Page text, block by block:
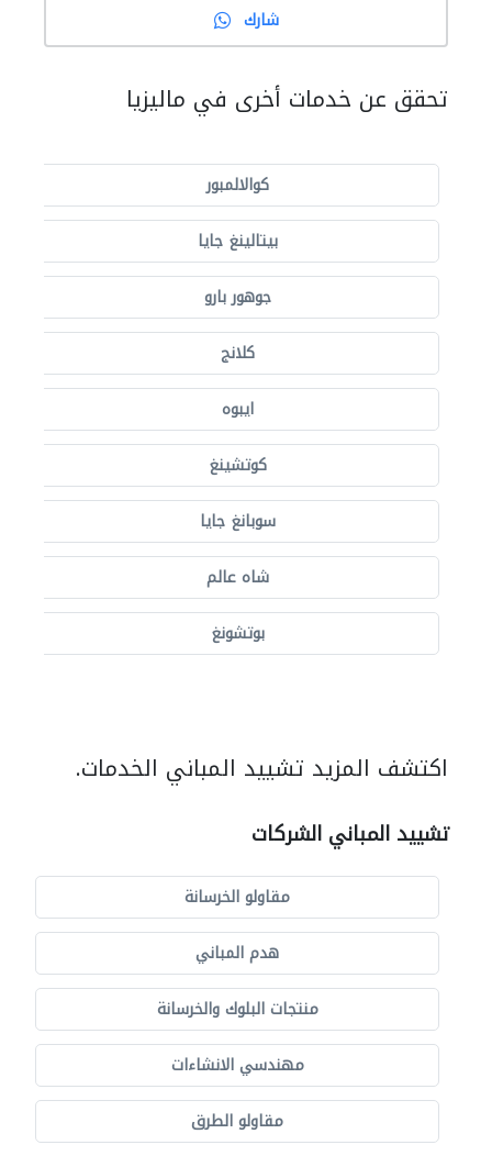
شارك
تحقق عن خدمات أخرى في ماليزيا
كوالالمبور
بيتالينغ جايا
جوهور بارو
كلانج
ايبوه
كوتشينغ
سوبانغ جايا
شاه عالم
بوتشونغ
اكتشف المزيد تشييد المباني الخدمات.
تشييد المباني الشركات
مقاولو الخرسانة
هدم المباني
منتجات البلوك والخرسانة
مهندسي الانشاءات
مقاولو الطرق